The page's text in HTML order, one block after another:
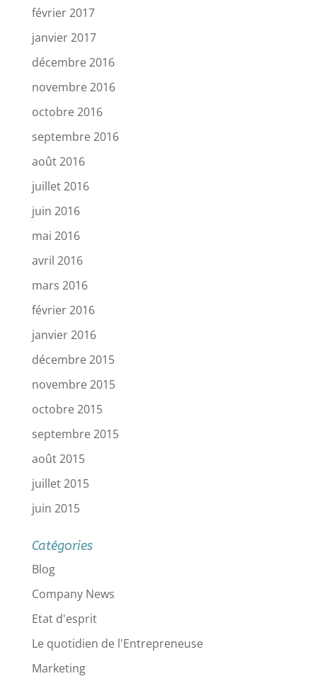
février 2017
janvier 2017
décembre 2016
novembre 2016
octobre 2016
septembre 2016
août 2016
juillet 2016
juin 2016
mai 2016
avril 2016
mars 2016
février 2016
janvier 2016
décembre 2015
novembre 2015
octobre 2015
septembre 2015
août 2015
juillet 2015
juin 2015
Catégories
Blog
Company News
Etat d'esprit
Le quotidien de l'Entrepreneuse
Marketing